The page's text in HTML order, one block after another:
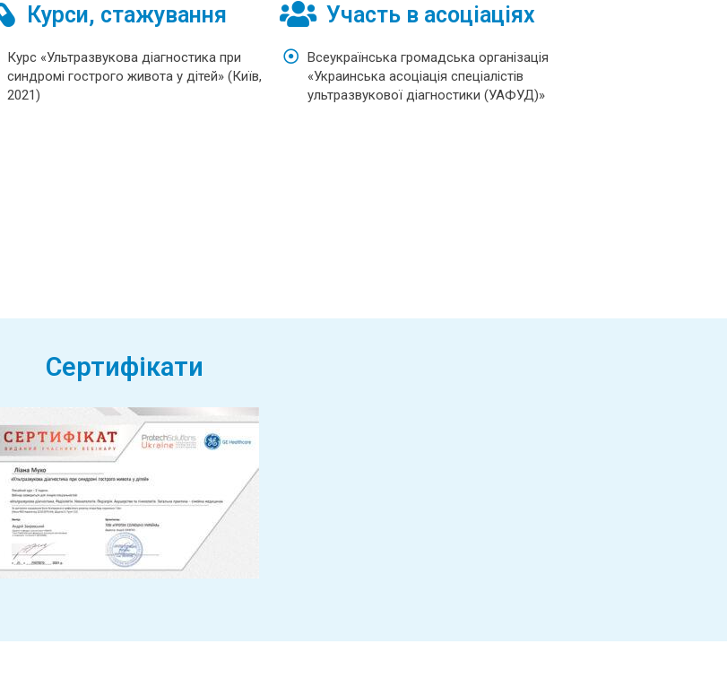
Курси, стажування
Курс «Ультразвукова діагностика при
синдромі гострого живота у дітей» (Київ,
2021)
Участь в асоціаціях
Всеукраїнська громадська організація
«Украинська асоціація спеціалістів
ультразвукової діагностики (УАФУД)»
Сертифікати